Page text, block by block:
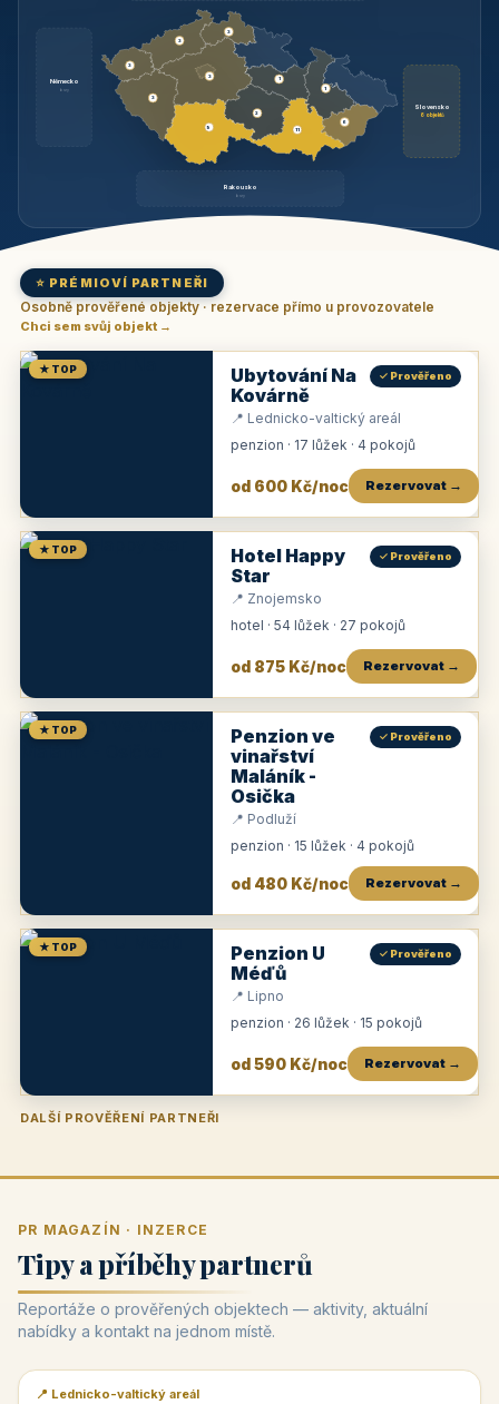
Německo
brzy
Slovensko
6 objektů
Rakousko
brzy
3
9
3
3
3
3
1
2
11
1
6
⭐ PRÉMIOVÍ PARTNEŘI
Osobně prověřené objekty · rezervace přímo u provozovatele
Chci sem svůj objekt →
★ TOP
Ubytování Na
Kovárně
✓ Prověřeno
📍 Lednicko-valtický areál
penzion · 17 lůžek · 4 pokojů
od 600 Kč/noc Rezervovat →
★ TOP
Hotel Happy
Star
✓ Prověřeno
📍 Znojemsko
hotel · 54 lůžek · 27 pokojů
od 875 Kč/noc Rezervovat →
★ TOP
Penzion ve
vinařství
Maláník -
Osička
✓ Prověřeno
📍 Podluží
penzion · 15 lůžek · 4 pokojů
od 480 Kč/noc Rezervovat →
★ TOP
Penzion U
Méďů
✓ Prověřeno
📍 Lipno
penzion · 26 lůžek · 15 pokojů
od 590 Kč/noc Rezervovat →
DALŠÍ PROVĚŘENÍ PARTNEŘI
Penzion U Zámku Pension Faber
PR MAGAZÍN · INZERCE
Tipy a příběhy partnerů
Reportáže o prověřených objektech — aktivity, aktuální
nabídky a kontakt na jednom místě.
📰 PR článek
📍 Lednicko-valtický areál